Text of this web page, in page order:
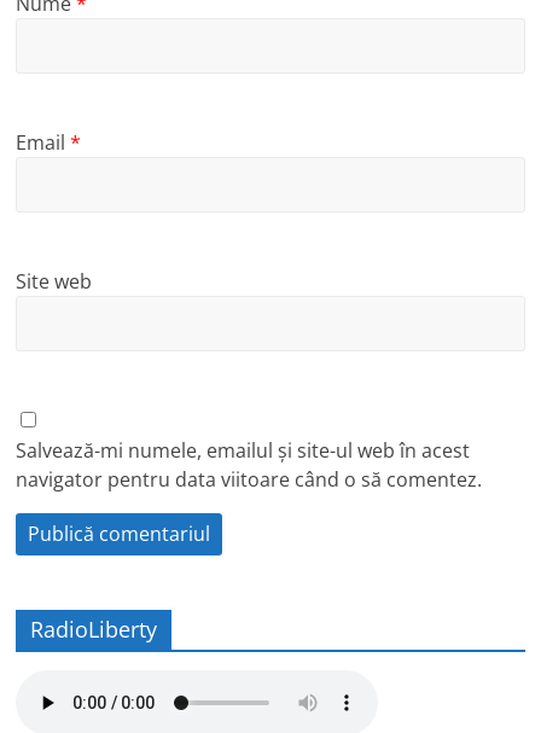
Email*
Site web
Salvează-mi numele, emailul și site-ul web în acest
navigator pentru data viitoare când o să comentez.
RadioLiberty